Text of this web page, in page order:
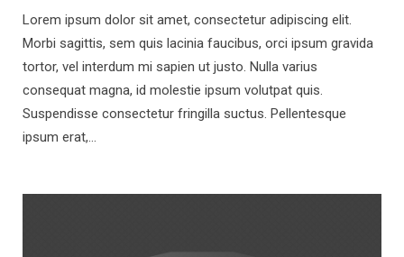
Lorem ipsum dolor sit amet, consectetur adipiscing elit.
Morbi sagittis, sem quis lacinia faucibus, orci ipsum gravida
tortor, vel interdum mi sapien ut justo. Nulla varius
consequat magna, id molestie ipsum volutpat quis.
Suspendisse consectetur fringilla suctus. Pellentesque
ipsum erat,…